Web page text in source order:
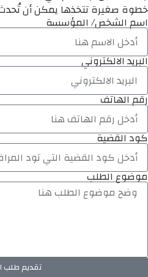
خطوة صغيرة تتخذها يمكن أن تُحدث
اسم الشخص/ المؤسسة
البريد الالكتروني
رقم الهاتف
كود القضية
موضوع الطلب
تقديم طلب